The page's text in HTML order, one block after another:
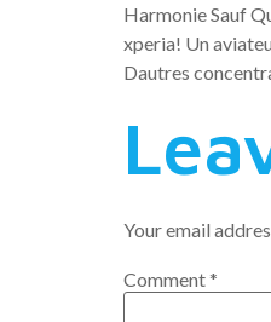
Harmonie Sauf
xperia! Un
Dautres
Your email
Comment*